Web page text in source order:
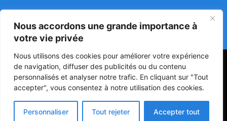
Nous accordons une grande importance à
votre vie privée
Nous utilisons des cookies pour améliorer votre expérience
de navigation, diffuser des publicités ou du contenu
personnalisés et analyser notre trafic. En cliquant sur "Tout
accepter", vous consentez à notre utilisation des cookies.
Personnaliser Tout rejeter Accepter tout
47ᵉ Assemblée Mondiale sur la Protection de la Vie Privée: Me
Luciano Hounkponou représente le Bénin à Séoul